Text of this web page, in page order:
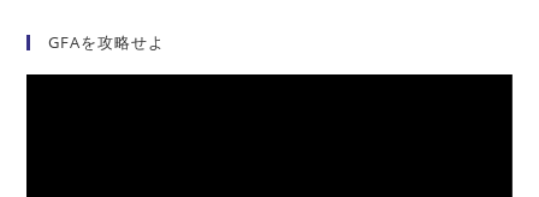
GFAを攻略せよ